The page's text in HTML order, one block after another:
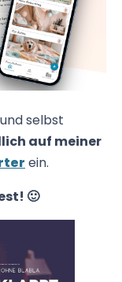
selbst
auf meiner
ein.
🙂